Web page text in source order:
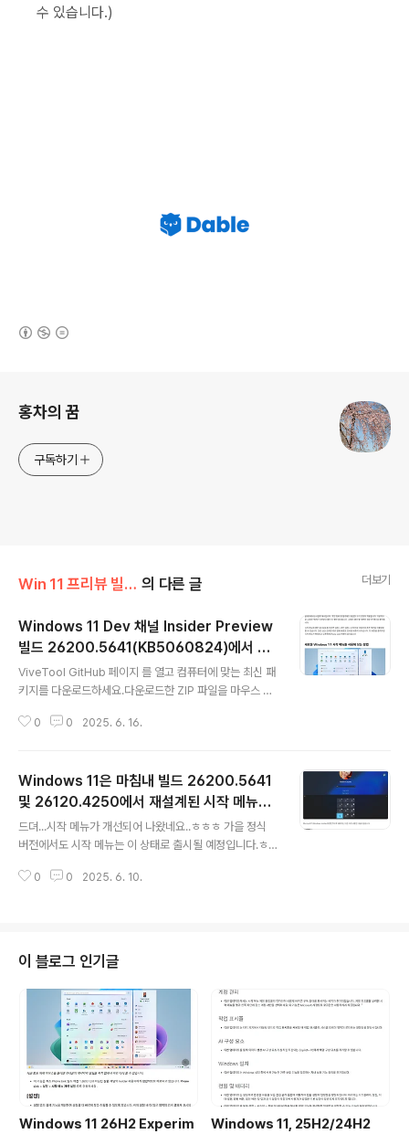
수 있습니다.)
홍차의 꿈
구독하기
Win 11 프리뷰 빌드에 추가된 기능들 의 다른 글 더보기
Windows 11 Dev 채널 Insider Preview
빌드 26200.5641(KB5060824)에서 새
로운 시작 메뉴 도입
ViveTool GitHub 페이지 를 열고 컴퓨터에 맞는 최신 패
키지를 다운로드하세요.다운로드한 ZIP 파일을 마우스 오
합니다. 이제 추출된 폴더를 마우스 오른쪽 버튼으로 클릭
합니다.콘솔에 cd를 입력한 후 복사한 경로를 붙여넣으세
요. Enter를 누르세요. 마지막으로 다음 명령을 입력하고
Enter를 누르세요: vivetool /enable /id:48433719,4
9221331,47205210,49381526,49402389,4982
작하세요.업데이트되고 스크롤 가능한 Window..
0 0 2025. 6. 16.
Windows 11은 마침내 빌드 26200.5641
및 26120.4250에서 재설계된 시작 메뉴와
더 많은 기능을 제공
드뎌...시작 메뉴가 개선되어 나왔네요..ㅎㅎㅎ 가을 정식
버전에서도 시작 메뉴는 이 상태로 출시될 예정입니다.ㅎ
0 0 2025. 6. 10.
이 블로그 인기글
Windows 11 26H2 Experim
Windows 11, 25H2/24H2